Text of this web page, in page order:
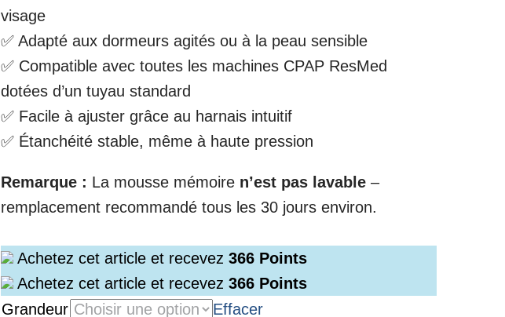
visage
✅ Adapté aux dormeurs agités ou à la peau sensible
✅ Compatible avec toutes les machines CPAP ResMed
dotées d’un tuyau standard
✅ Facile à ajuster grâce au harnais intuitif
✅ Étanchéité stable, même à haute pression
Remarque : La mousse mémoire n’est pas lavable –
remplacement recommandé tous les 30 jours environ.
Achetez cet article et recevez 366 Points
Achetez cet article et recevez 366 Points
Grandeur
Effacer